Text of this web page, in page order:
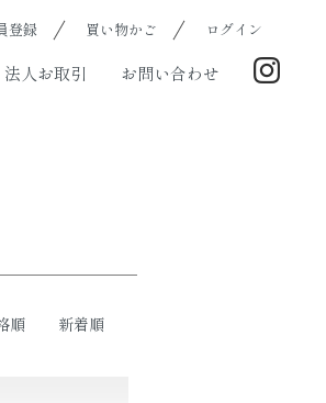
登録 買い物かご ログイン
法人お取引 お問い合わせ
順 新着順